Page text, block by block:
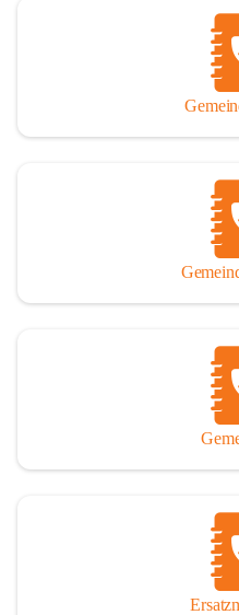
Andreas Rohatsch wurde auf
Wo eine genaue
sind die entsprechenden
eingearbeitet. Der leichteren
streng gendergerechten
So darf ich Sie zu einer
manchmal auch nachdenklich
Jahrhunderte, ja Jahrtausende
einladen.